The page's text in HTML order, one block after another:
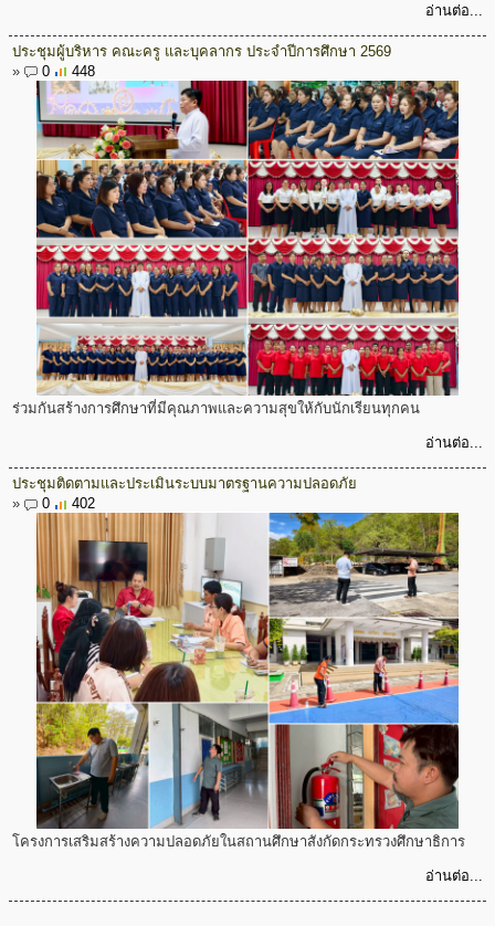
อ่านต่อ...
ประชุมผู้บริหาร คณะครู และบุคลากร ประจำปีการศึกษา 2569
»
0 448
ร่วมกันสร้างการศึกษาที่มีคุณภาพและความสุขให้กับนักเรียนทุกคน
อ่านต่อ...
ประชุมติดตามและประเมินระบบมาตรฐานความปลอดภัย
»
0 402
โครงการเสริมสร้างความปลอดภัยในสถานศึกษาสังกัดกระทรวงศึกษาธิการ
อ่านต่อ...